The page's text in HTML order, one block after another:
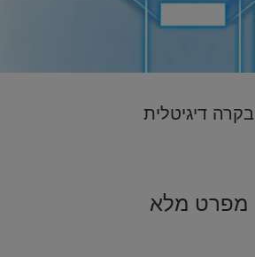
בקרה דיגיטלית
מפרט מלא